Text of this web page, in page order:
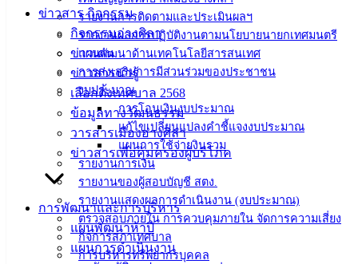
รายงานการติดตามและประเมินผลฯ
รายงานผลการปฏิบัติงานตามนโยบายนายกเทศมนตรี
แผนพัฒนาด้านเทคโนโลยีสารสนเทศ
การส่งเสริมการมีส่วนร่วมของประชาชน
งบประมาณ
การโอนเงินงบประมาณ
แก้ไขเปลี่ยนแปลงคำชี้แจงงบประมาณ
แผนการใช้จ่ายงินรวม
รายงานการเงิน
รายงานของผู้สอบบัญชี สตง.
รายงานแสดงผลการดำเนินงาน (งบประมาณ)
ตรวจสอบภายใน การควบคุมภายใน จัดการความเสี่ยง
กิจการสภาเทศบาล
การบริหารทรัพยากรบุคคล
ข่าวสาร กิจกรรม
กิจกรรมอ่างศิลา
ข่าวเด่น
ข่าวสารน่ารู้
เลือกตั้งเทศบาล 2568
ข้อมูลทางวัฒนธรรม
วารสารเมืองอ่างศิลา
ข่าวสารเพื่อคุ้มครองผู้บริโภค
การพัฒนาและการบริหาร
แผนพัฒนาห้าปี
แผนการดำเนินงาน
ฟอร์ม,
เอกสาร
คู่มือ
สำหรับ
ประชาชน/
คู่มือการ
ปฏิบัติ
งาน
ข่าวสาร
น่ารู้
ศุนย์
ข้อมูล
ข่าวสาร